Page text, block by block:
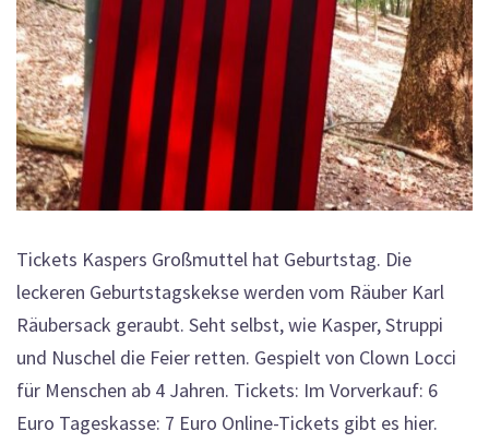
Tickets Kaspers Großmuttel hat Geburtstag. Die
leckeren Geburtstagskekse werden vom Räuber Karl
Räubersack geraubt. Seht selbst, wie Kasper, Struppi
und Nuschel die Feier retten. Gespielt von Clown Locci
für Menschen ab 4 Jahren. Tickets: Im Vorverkauf: 6
Euro Tageskasse: 7 Euro Online-Tickets gibt es hier.